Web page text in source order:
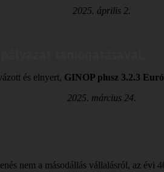
2025. április 2.
és elnyert, GINOP plusz 3.2.3
2025. március 24.
nem a másodállás vállalásról, az